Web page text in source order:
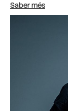
Saber més